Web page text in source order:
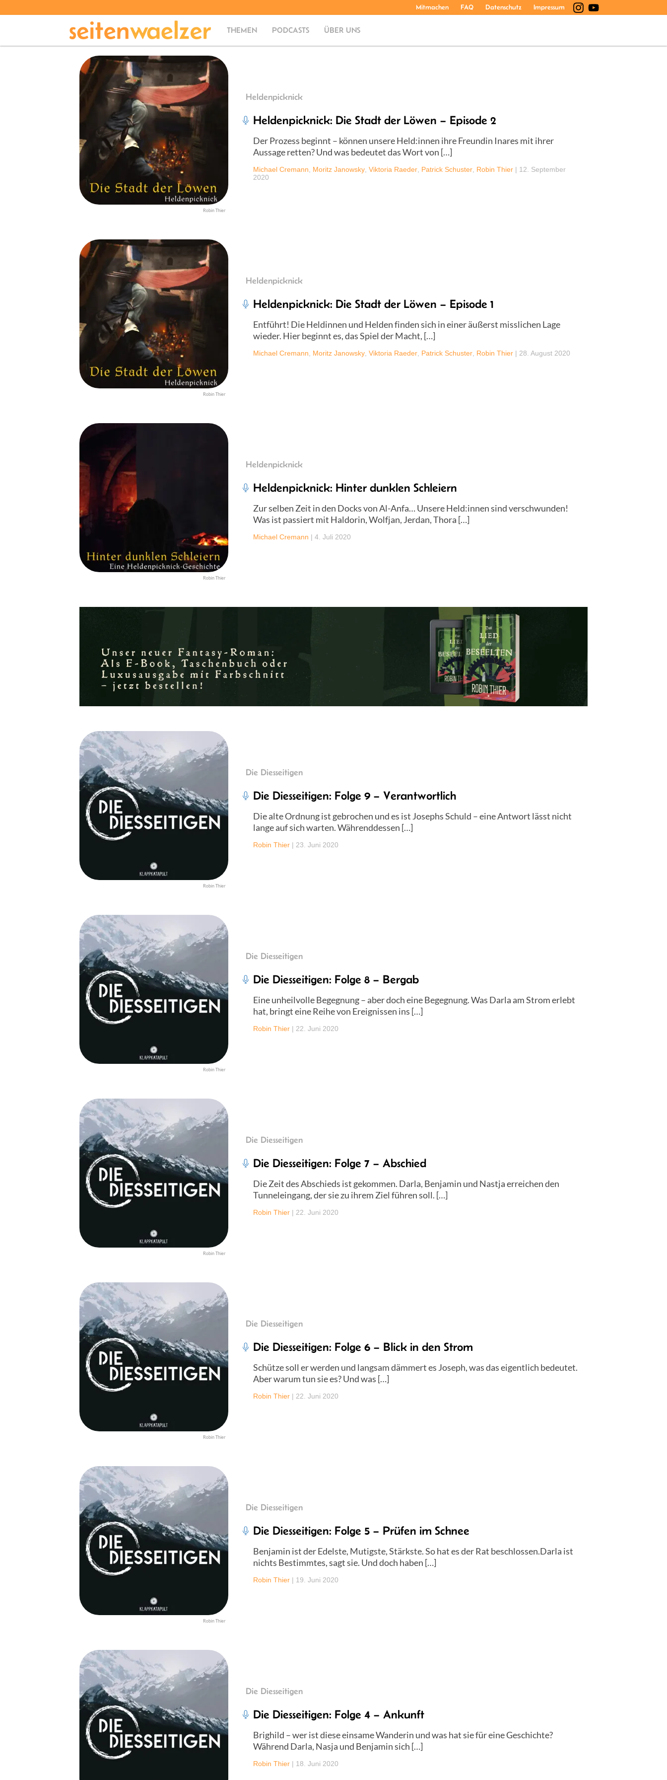
Mitmachen FAQ Datenschutz Impressum
THEMEN PODCASTS ÜBER UNS
Robin Thier
Heldenpicknick
Heldenpicknick: Die Stadt der Löwen – Episode 2
Der Prozess beginnt – können unsere Held:innen ihre Freundin Inares mit ihrer
Aussage retten? Und was bedeutet das Wort von […]
Michael Cremann Moritz Janowsky Viktoria Raeder Patrick Schuster Robin Thier | 12. September
2020
Robin Thier
Heldenpicknick
Heldenpicknick: Die Stadt der Löwen – Episode 1
Entführt! Die Heldinnen und Helden finden sich in einer äußerst misslichen Lage
wieder. Hier beginnt es, das Spiel der Macht, […]
Michael Cremann Moritz Janowsky Viktoria Raeder Patrick Schuster Robin Thier | 28. August 2020
Robin Thier
Heldenpicknick
Heldenpicknick: Hinter dunklen Schleiern
Zur selben Zeit in den Docks von Al-Anfa… Unsere Held:innen sind verschwunden!
Was ist passiert mit Haldorin, Wolfjan, Jerdan, Thora […]
Michael Cremann | 4. Juli 2020
Robin Thier
Die Diesseitigen
Die Diesseitigen: Folge 9 – Verantwortlich
Die alte Ordnung ist gebrochen und es ist Josephs Schuld – eine Antwort lässt nicht
lange auf sich warten. Währenddessen […]
Robin Thier | 23. Juni 2020
Robin Thier
Die Diesseitigen
Die Diesseitigen: Folge 8 – Bergab
Eine unheilvolle Begegnung – aber doch eine Begegnung. Was Darla am Strom erlebt
hat, bringt eine Reihe von Ereignissen ins […]
Robin Thier | 22. Juni 2020
Robin Thier
Die Diesseitigen
Die Diesseitigen: Folge 7 – Abschied
Die Zeit des Abschieds ist gekommen. Darla, Benjamin und Nastja erreichen den
Tunneleingang, der sie zu ihrem Ziel führen soll. […]
Robin Thier | 22. Juni 2020
Robin Thier
Die Diesseitigen
Die Diesseitigen: Folge 6 – Blick in den Strom
Schütze soll er werden und langsam dämmert es Joseph, was das eigentlich bedeutet.
Aber warum tun sie es? Und was […]
Robin Thier | 22. Juni 2020
Robin Thier
Die Diesseitigen
Die Diesseitigen: Folge 5 – Prüfen im Schnee
Benjamin ist der Edelste, Mutigste, Stärkste. So hat es der Rat beschlossen.Darla ist
nichts Bestimmtes, sagt sie. Und doch haben […]
Robin Thier | 19. Juni 2020
Die Diesseitigen
Die Diesseitigen: Folge 4 – Ankunft
Brighild – wer ist diese einsame Wanderin und was hat sie für eine Geschichte?
Während Darla, Nasja und Benjamin sich […]
Robin Thier | 18. Juni 2020